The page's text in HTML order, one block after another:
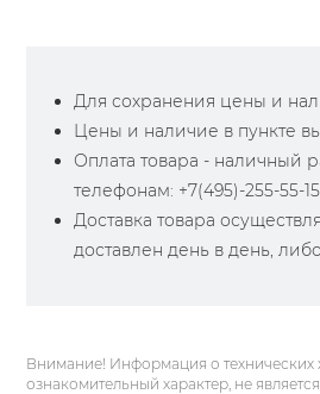
Для сохранения цены и
Цены и наличие в пункте
Оплата товара - наличный
телефонам: +7(495)-255-55-
Доставка товара
доставлен день в день,
Внимание! Информация о технических
ознакомительный характер, не